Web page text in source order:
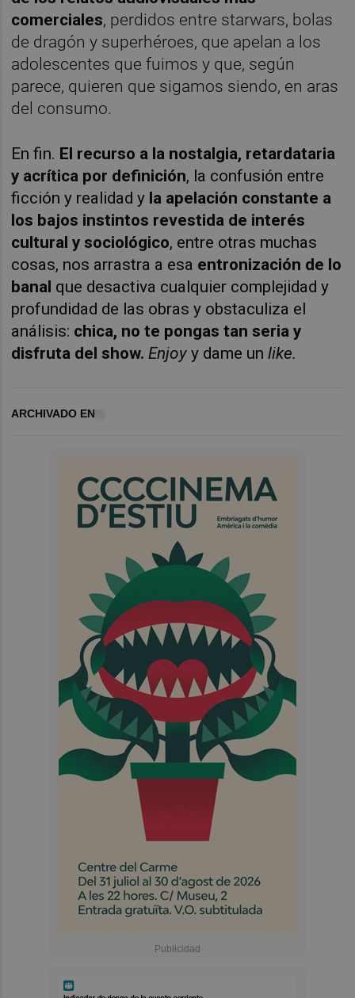
comerciales, perdidos entre starwars, bolas
de dragón y superhéroes, que apelan a los
adolescentes que fuimos y que, según
parece, quieren que sigamos siendo, en aras
del consumo.
En fin. El recurso a la nostalgia, retardataria
y acrítica por definición, la confusión entre
ficción y realidad y la apelación constante a
los bajos instintos revestida de interés
cultural y sociológico, entre otras muchas
cosas, nos arrastra a esa entronización de lo
banal que desactiva cualquier complejidad y
profundidad de las obras y obstaculiza el
análisis: chica, no te pongas tan seria y
disfruta del show. Enjoy y dame unlike.
ARCHIVADO EN